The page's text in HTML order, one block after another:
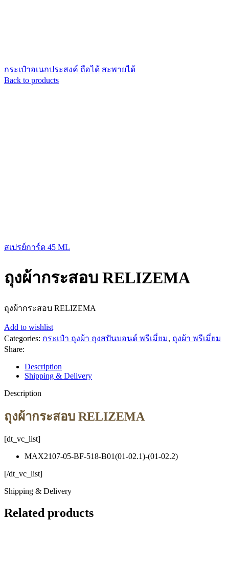
กระเป๋าอเนกประสงค์ ถือได้ สะพายได้
Back to products
สเปรย์การ์ด 45 ML
ถุงผ้ากระสอบ RELIZEMA
ถุงผ้ากระสอบ RELIZEMA
Add to wishlist
Categories: กระเป๋า ถุงผ้า ถุงสปันบอนด์ พรีเมี่ยม, ถุงผ้า พรีเมี่ยม
Share:
Description
Shipping & Delivery
Description
ถุงผ้ากระสอบ RELIZEMA
[dt_vc_list]
MAX2107-05-BF-518-B01(01-02.1)-(01-02.2)
[/dt_vc_list]
Shipping & Delivery
Related products